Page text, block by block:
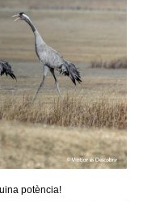
potència!